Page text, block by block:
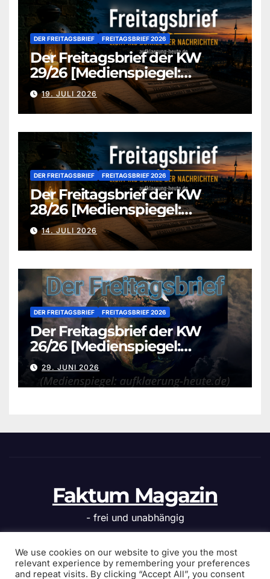
DER FREITAGSBRIEF FREITAGSBRIEF 2026
Der Freitagsbrief der KW
29/26 [Medienspiegel:
aufklaerung-heute.de]
19. JULI 2026
DER FREITAGSBRIEF FREITAGSBRIEF 2026
Der Freitagsbrief der KW
28/26 [Medienspiegel:
aufklaerung-heute.de]
14. JULI 2026
DER FREITAGSBRIEF FREITAGSBRIEF 2026
Der Freitagsbrief der KW
26/26 [Medienspiegel:
aufklaerung-heute.de]
29. JUNI 2026
Faktum Magazin
- frei und unabhängig
Stolz präsentiert von WordPress|Theme: News Click von
We use cookies on our website to give you the most
relevant experience by remembering your preferences
and repeat visits. By clicking “Accept All”, you consent